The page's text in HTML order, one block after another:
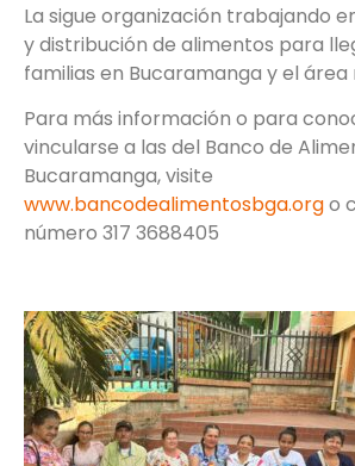
La sigue organización trabajando
y distribución de alimentos para
familias en Bucaramanga y el
Para más información o para
vincularse a las del Banco de
Bucaramanga, visite
www.bancodealimentosbga.orgo
número 317 3688405